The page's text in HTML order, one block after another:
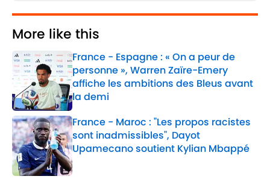
More like this
France - Espagne : « On a peur de
personne », Warren Zaïre-Emery
affiche les ambitions des Bleus avant
la demi
Published by on Invalid Date
France - Maroc : "Les propos racistes
sont inadmissibles", Dayot
Upamecano soutient Kylian Mbappé
Published by on Invalid Date